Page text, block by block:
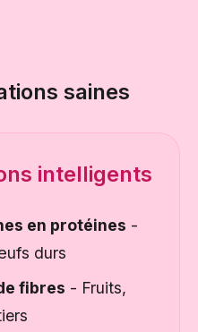
saines
intelligents
en protéines -
durs
fibres - Fruits,